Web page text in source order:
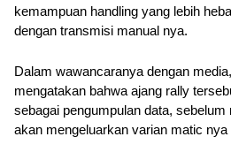
kemampuan handling yang lebih
dengan transmisi manual nya.
Dalam wawancaranya dengan
mengatakan bahwa ajang rally
sebagai pengumpulan data,
akan mengeluarkan varian matic nya